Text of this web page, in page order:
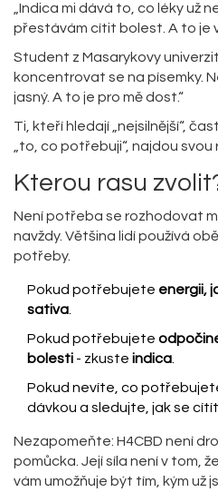
„Indica mi dává to, co léky už
přestávám cítit bolest. A to je
Student z Masarykovy
koncentrovat se na písemky.
jasný. A to je pro mě dost.“
Ti, kteří hledají „nejsilnější“,
„to, co potřebuji“, najdou svou
Kterou rasu
Není potřeba se rozhodovat
navždy. Většina lidí používá
potřeby.
Pokud potřebujete energii,
sativa.
Pokud potřebujete
bolesti - zkuste indica.
Pokud nevíte, co
dávkou a sledujte, jak se
Nezapomeňte: H4CBD není
pomůcka. Její síla není v tom,
vám umožňuje být tím, kým už